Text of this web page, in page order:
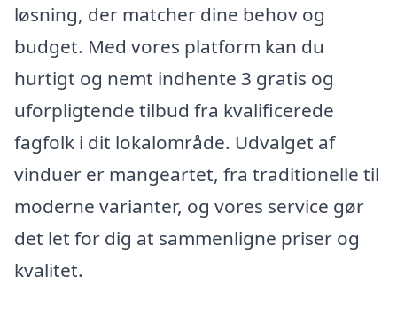
løsning, der matcher dine behov og
budget. Med vores platform kan du
hurtigt og nemt indhente 3 gratis og
uforpligtende tilbud fra kvalificerede
fagfolk i dit lokalområde. Udvalget af
vinduer er mangeartet, fra traditionelle til
moderne varianter, og vores service gør
det let for dig at sammenligne priser og
kvalitet.